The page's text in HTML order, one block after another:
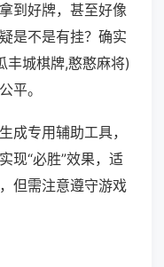
到好牌，甚至好像
是不是有挂？确实
丰城棋牌,憨憨麻将)
平。
成专用辅助工具，
现“必胜”效果，适
但需注意遵守游戏